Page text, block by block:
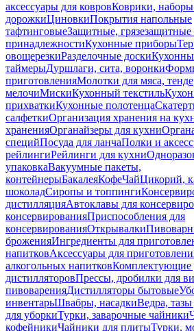
аксессуары для ковровКоврики, наборы
дорожкиЦиновкиПокрытия напольные
тафтинговыеЗащитные, грязезащитные
принадлежностиКухонные приборы
овощерезкиРазделочные доски
таймерыДуршлаги, сита, воронки
приготовленияМолотки для мяса,
мелочиМискиКухонный текстиль
прихваткиКухонные полотенца
салфеткиОрганизация хранения на
храненияОрганайзеры для кухни
специйПосуда для ланчаПолки и
рейлингиРейлинги для кухни
упаковкаВакуумные пакеты,
контейнерыБакалеяКофеЧайЦикорий,
шоколадСиропы и топпинги
дистилляцияАвтоклавы для
консервированияПриспособления для
консервированияОткрывалки
броженияИнгредиенты для
напитковАксессуары для
алкогольных напитковКомплектующие
дистилляторовПрессы, дробилки для
пивоваренияДистилляторы бытовые
инвентарьШвабры, насадкиВедра,
для уборкиТурки, заварочные чайники
кофейникиЧайники для плитыТурки,